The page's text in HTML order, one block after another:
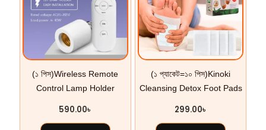
(১ পিস)Wireless Remote
Control Lamp Holder
590.00৳
(১ প্যাকেট=১০ পিস)Kinoki
Cleansing Detox Foot Pads
299.00৳